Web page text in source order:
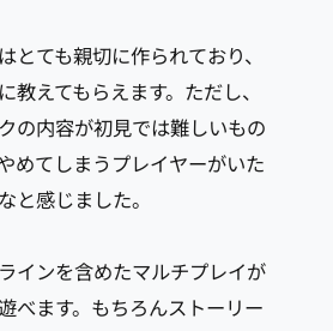
とても親切に作られており、
教えてもらえます。ただし、
の内容が初見では難しいもの
めてしまうプレイヤーがいた
と感じました。
インを含めたマルチプレイが
べます。もちろんストーリー